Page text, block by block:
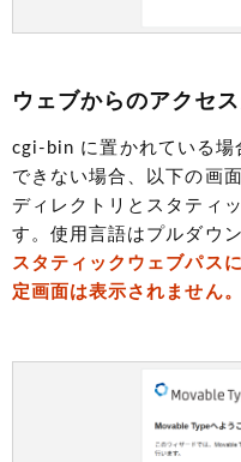
ウェブからのアクセ
cgi-bin に置かれている場
できない場合、以下の画
ディレクトリとスタティ
す。使用言語はプルダウ
スタティックウェブパス
定画面は表示されません。